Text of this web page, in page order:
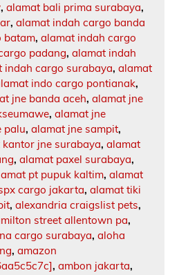
, alamat bali prima surabaya,
, alamat indah cargo banda
batam, alamat indah cargo
padang, alamat indah
indah cargo surabaya, alamat
indo cargo pontianak,
jne banda aceh, alamat jne
, alamat jne
palu, alamat jne sampit,
jne surabaya, alamat
, alamat paxel surabaya,
pt pupuk kaltim, alamat
cargo jakarta, alamat tiki
, alexandria craigslist pets,
street allentown pa,
cargo surabaya, aloha
, amazon
, ambon jakarta,